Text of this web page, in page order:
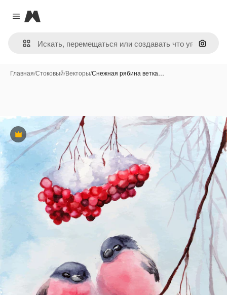
Close menu
Magnific
Поиск
Главная/Стоковый/Векторы/Снежная рябина ветка…
Премиум